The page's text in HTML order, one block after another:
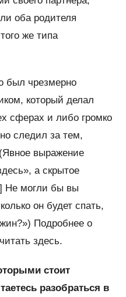
оба родителя
же типа
был чрезмерно
который делал
сферах и либо громко
следил за тем,
выражение
а скрытое
Не могли бы вы
он будет спать,
Подробнее о
здесь.
стоит
разобраться в